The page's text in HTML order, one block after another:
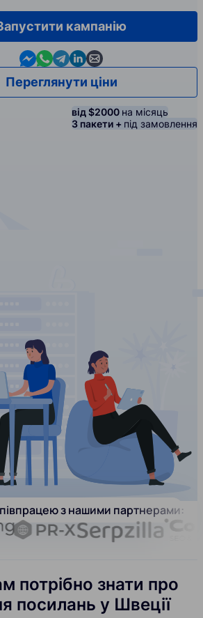
кампанію
Contact us in Messenger
Contact us in WhatsApp
Contact us in Telegram
Contact us in Linkedin
Contact us by email
Переглянути ціни
від $2000 на місяць
3 пакети + під замовлення
з нашими партнерами:
потрібно знати про
посилань у Швеції